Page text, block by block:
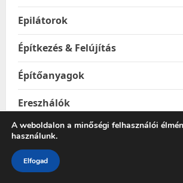
Epilátorok
Építkezés & Felújítás
Építőanyagok
Ereszhálók
Esővízgyűjtő tartályok
Esőztetők és locsolók
A weboldalon a minőségi felhasználói
használunk.
Elfogad